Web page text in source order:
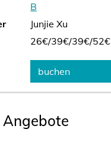
B
Junjie Xu
26€/39€/39€/52€
buchen